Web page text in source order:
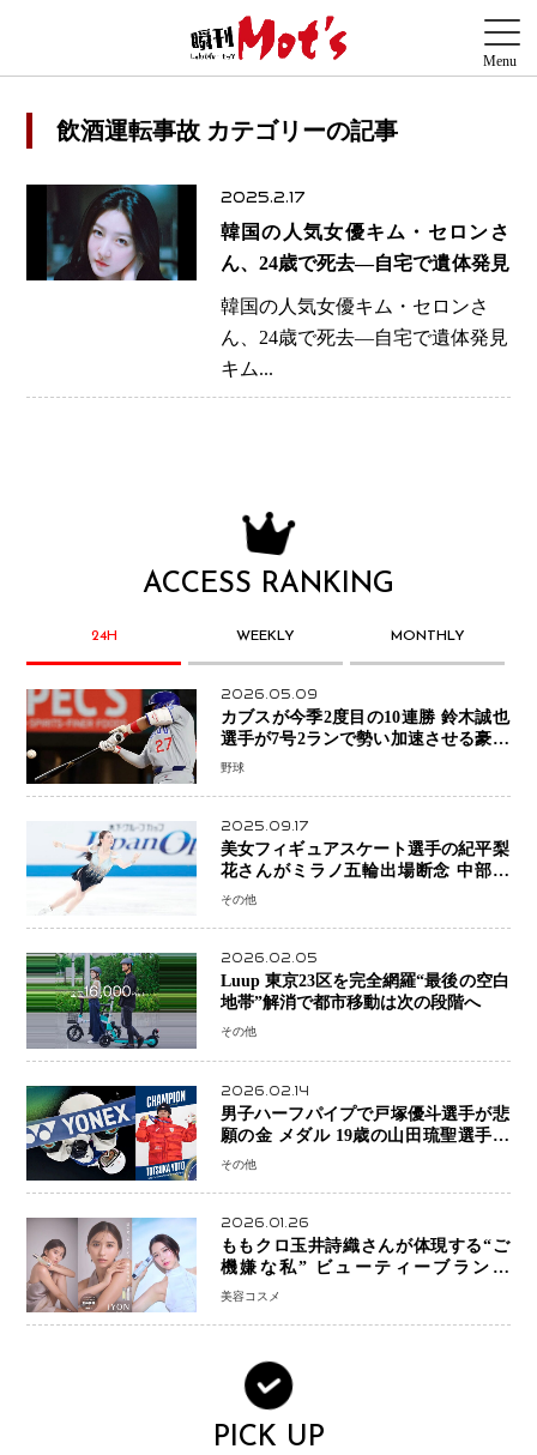
飲酒運転事故 カテゴリーの記事
2025.2.17
韓国の人気女優キム・セロンさ
ん、24歳で死去―自宅で遺体発見
韓国の人気女優キム・セロンさ
ん、24歳で死去―自宅で遺体発見
キム...
ACCESS RANKING
24H WEEKLY MONTHLY
2026.05.09
カブスが今季2度目の10連勝 鈴木誠也
選手が7号2ランで勢い加速させる豪快
アーチ
野球
2025.09.17
美女フィギュアスケート選手の紀平梨
花さんがミラノ五輪出場断念 中部選
手権欠場を発表「安全最優先の判断」
その他
2026.02.05
Luup 東京23区を完全網羅“最後の空白
地帯”解消で都市移動は次の段階へ
その他
2026.02.14
男子ハーフパイプで戸塚優斗選手が悲
願の金 メダル 19歳の山田琉聖選手が
銅、日本勢W表彰台 平野歩夢は7位
その他
2026.01.26
ももクロ玉井詩織さんが体現する“ご
機嫌な私” ビューティーブランド
「iYON」が描く新しいスキンケア体
美容コスメ
PICK UP